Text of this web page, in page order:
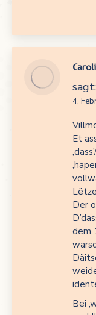
sagt:
4.
Et
Der
dem
Bei